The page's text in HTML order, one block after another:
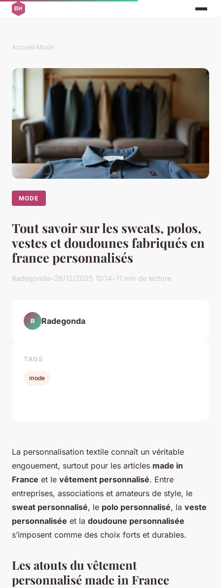
Accueil›Mode
MODE
Tout savoir sur les sweats, polos,
vestes et doudounes fabriqués en
france personnalisés
Radegonda•26/12/2025 10:14•11 min de lecture
La personnalisation textile connaît un véritable
engouement, surtout pour les articles made in
France et le vêtement personnalisé. Entre
entreprises, associations et amateurs de style, le
sweat personnalisé, le polo personnalisé, la veste
personnalisée et la doudoune personnalisée
s’imposent comme des choix forts et durables.
Les atouts du vêtement
personnalisé made in France
R Radegonda
TAGS
mode